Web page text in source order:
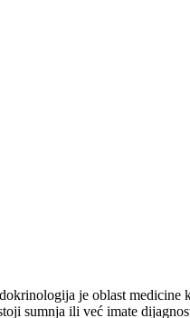
je oblast medicine
sumnja ili već imate